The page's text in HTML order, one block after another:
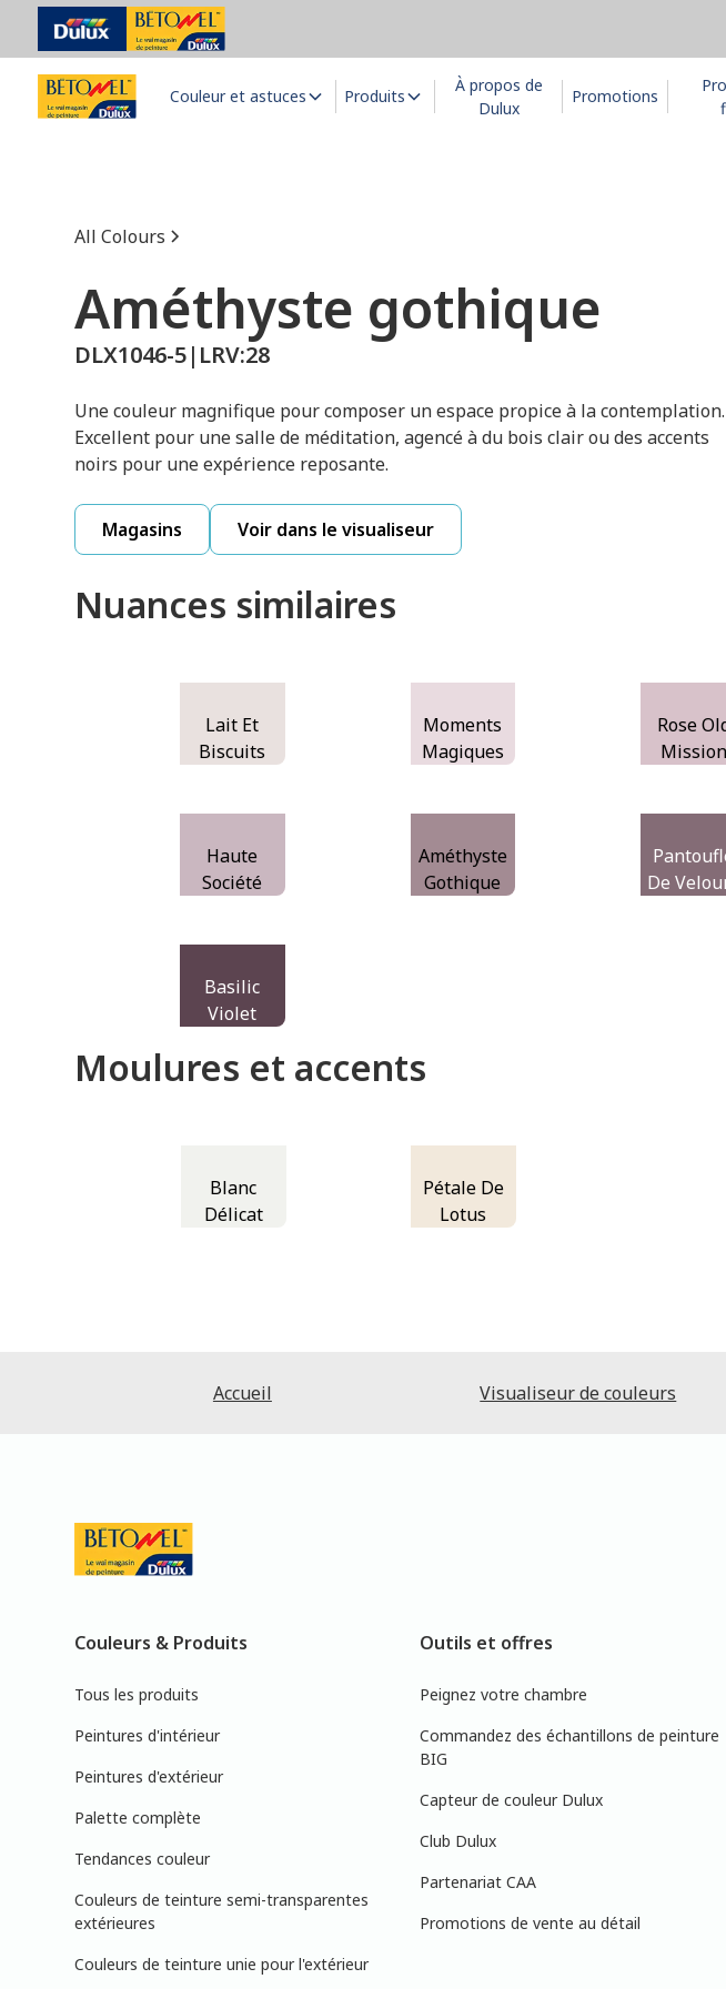
Couleur et astuces Produits
À propos de
Dulux
Promotions
All Colours
Améthyste gothique
DLX1046-5| LRV:28
Une couleur magnifique pour composer un espace propice à la contemplation.
Excellent pour une salle de méditation, agencé à du bois clair ou des accents
noirs pour une expérience reposante.
Magasins Voir dans le visualiseur
Nuances similaires
Lait Et
Biscuits
Moments
Magiques
Rose
Mission
Haute
Société
Améthyste
Gothique
De
Basilic
Violet
Moulures et accents
Blanc
Délicat
Pétale De
Lotus
Accueil Visualiseur de couleurs
Couleurs & Produits
Tous les produits
Peintures d'intérieur
Peintures d'extérieur
Palette complète
Tendances couleur
Couleurs de teinture semi-transparentes
extérieures
Couleurs de teinture unie pour l'extérieur
Outils et offres
Peignez votre chambre
Commandez des échantillons de peinture
BIG
Capteur de couleur Dulux
Club Dulux
Partenariat CAA
Promotions de vente au détail